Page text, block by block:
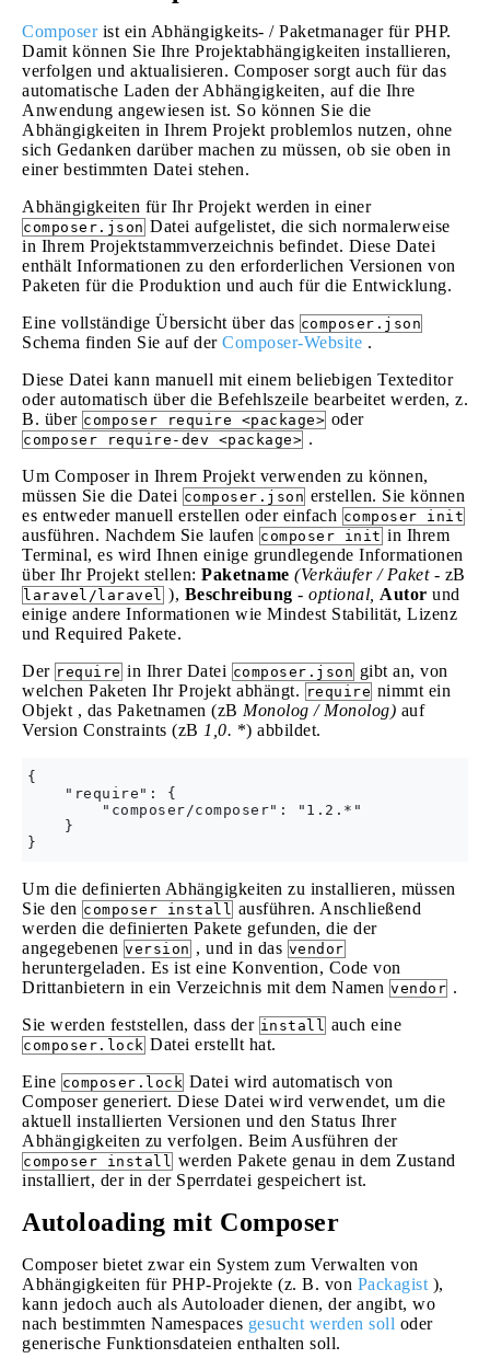
Composerist ein Abhängigkeits- / Paketmanager für PHP.
Damit können Sie Ihre Projektabhängigkeiten installieren,
verfolgen und aktualisieren. Composer sorgt auch für das
automatische Laden der Abhängigkeiten, auf die Ihre
Anwendung angewiesen ist. So können Sie die
Abhängigkeiten in Ihrem Projekt problemlos nutzen, ohne
sich Gedanken darüber machen zu müssen, ob sie oben in
einer bestimmten Datei stehen.
Abhängigkeiten für Ihr Projekt werden in einer
composer.json Datei aufgelistet, die sich normalerweise
in Ihrem Projektstammverzeichnis befindet. Diese Datei
enthält Informationen zu den erforderlichen Versionen von
Paketen für die Produktion und auch für die Entwicklung.
Eine vollständige Übersicht über das composer.json
Schema finden Sie auf der Composer-Website .
Diese Datei kann manuell mit einem beliebigen Texteditor
oder automatisch über die Befehlszeile bearbeitet werden, z.
B. über composer require <package> oder
composer require-dev <package> .
Um Composer in Ihrem Projekt verwenden zu können,
müssen Sie die Datei composer.json erstellen. Sie können
es entweder manuell erstellen oder einfach composer init
ausführen. Nachdem Sie laufen composer init in Ihrem
Terminal, es wird Ihnen einige grundlegende Informationen
über Ihr Projekt stellen: Paketname (Verkäufer / Paket- zB
laravel/laravel ), Beschreibung - optional, Autor und
einige andere Informationen wie Mindest Stabilität, Lizenz
und Required Pakete.
Der require in Ihrer Datei composer.json gibt an, von
welchen Paketen Ihr Projekt abhängt. require nimmt ein
Objekt , das Paketnamen (zB Monolog / Monolog) auf
Version Constraints (zB 1,0. *) abbildet.
{
    "require": {
        "composer/composer": "1.2.*"
    }
Um die definierten Abhängigkeiten zu installieren, müssen
Sie den composer install ausführen. Anschließend
werden die definierten Pakete gefunden, die der
angegebenen version , und in das vendor
heruntergeladen. Es ist eine Konvention, Code von
Drittanbietern in ein Verzeichnis mit dem Namen vendor .
Sie werden feststellen, dass der install auch eine
composer.lock Datei erstellt hat.
Eine composer.lock Datei wird automatisch von
Composer generiert. Diese Datei wird verwendet, um die
aktuell installierten Versionen und den Status Ihrer
Abhängigkeiten zu verfolgen. Beim Ausführen der
composer install werden Pakete genau in dem Zustand
installiert, der in der Sperrdatei gespeichert ist.
Autoloading mit Composer
Composer bietet zwar ein System zum Verwalten von
Abhängigkeiten für PHP-Projekte (z. B. von Packagist ),
kann jedoch auch als Autoloader dienen, der angibt, wo
nach bestimmten Namespaces gesucht werden soll oder
generische Funktionsdateien enthalten soll.